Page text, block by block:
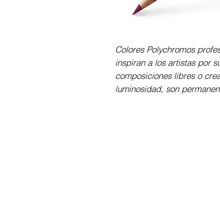
Colores Polychromos
inspiran a los artistas por
composiciones libres o
luminosidad, son